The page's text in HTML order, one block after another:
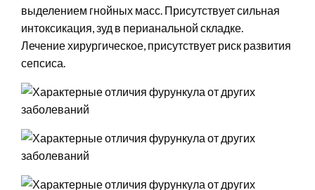
выделением гнойных масс. Присутствует сильная
интоксикация, зуд в перианальной складке.
Лечение хирургическое, присутствует риск развития
сепсиса.